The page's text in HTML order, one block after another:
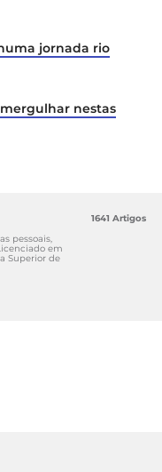
jornada rio
nestas
pessoais,
em
Superior de
1641 Artigos